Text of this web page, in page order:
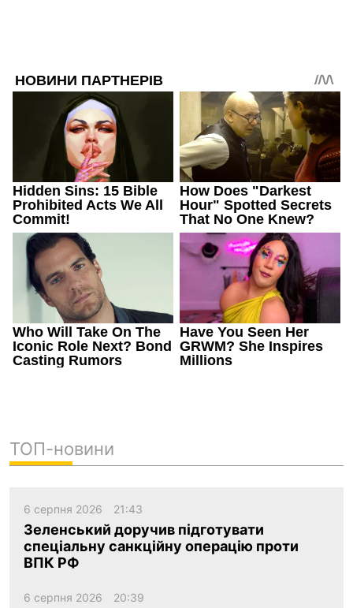
ТОП-новини
6 серпня 2026 21:43
Зеленський доручив підготувати
спеціальну санкційну операцію проти
ВПК РФ
6 серпня 2026 20:39